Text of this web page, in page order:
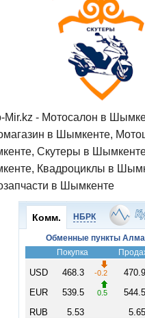
Mir.kz - Мотосалон в
в Шымкенте,
Скутеры в
Квадроциклы в
в Шымкенте